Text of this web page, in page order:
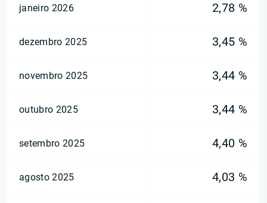
janeiro 2026 2,78 %
dezembro 2025 3,45 %
novembro 2025 3,44 %
outubro 2025 3,44 %
setembro 2025 4,40 %
agosto 2025 4,03 %